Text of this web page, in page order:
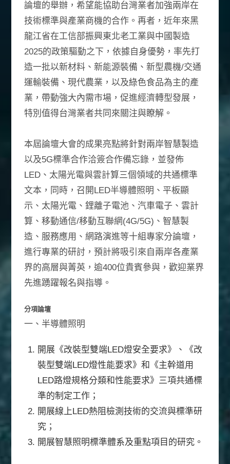
論壇的舉辦，希望能協助台灣業者加強兩岸在
技術標準與產業商機的合作。再者，近年來黑
龍江省在工信部振興東北老工業與中國製造
2025的政策驅動之下，依據自身優勢，率先打
造一批以新材料、新能源裝備、新型農機/交通
運輸裝備、現代農業，以及綠色食品為主的產
業，帶動強大內需市場，促進經濟轉型發展，
特別值得台灣業者共同來關注與瞭解。
本屆論壇大會的成果亮點將針對兩岸智慧製造
以及5G標準合作洽簽合作備忘錄，並發佈
LED、太陽光電與雲計算三個領域的共通標準
文本，同時，召開LED半導體照明、平板顯
示、太陽光電、鋰離子電池、汽車電子、雲計
算、移動通信/移動互聯網(4G/5G)、智慧製
造、服務應用、網路演進等十組專家分論壇，
進行專業的研討，預計將吸引來自兩岸各產業
界的高層與菁英，逾400位貴賓參與，歡迎業界
先進踴躍報名與指導。
分項論壇
一、半導體照明
開展《改裝型雙端LED燈安全要求》、《改
裝型雙端LED燈性能要求》和《主幹道用
LED路燈規格分類和性能要求》三項共通標
準的制定工作；
開展線上LED熱阻檢測技術的交流與標準研
究；
開展智慧照明標準體系及重點項目的研究。